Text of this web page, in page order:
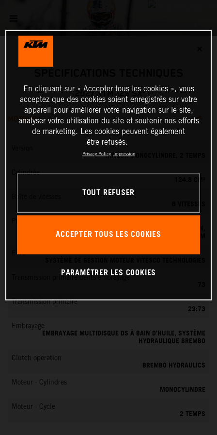
2027 KTM 125 SX
MOTEUR
MOTEUR MONOCYLINDRE, 2 TEMPS
Cylindrée
SYSTÈME D'INJECTION ÉLECTRONIQUE DE CARBURANT KEIHIN,
BOÎTIER PAPILLON 39 MM
EMS
Transmission primaire dents embrayage
Transmission primaire
23:73
Embrayage
EMBRAYAGE MULTIDISQUE DS À BAIN D’HUILE, SYSTÈME
HYDRAULIQUE BREMBO
Clutch operation
BREMBO HYDRAULICS
Moteur - Cylindres
MONOCYLINDRE
Moteur - Cycle
2 TEMPS
En cliquant sur « Accepter tous les cookies », vous
acceptez que des cookies soient enregistrés sur votre
appareil pour améliorer votre navigation sur le site,
analyser votre utilisation du site et soutenir nos efforts
de marketing. Les cookies peuvent également
être refusés.
Privacy Policy Impression
TOUT REFUSER
ACCEPTER TOUS LES COOKIES
PARAMÉTRER LES COOKIES